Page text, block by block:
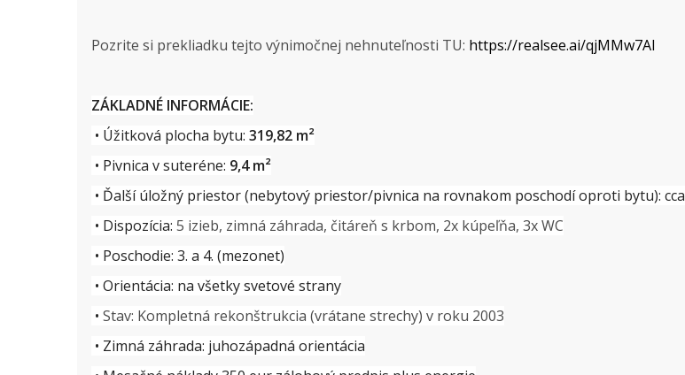
Pozrite si prekliadku tejto výnimočnej nehnuteľnosti TU: https://realsee.ai/qjMMw7Al
ZÁKLADNÉ INFORMÁCIE:
• Úžitková plocha bytu: 319,82 m²
• Pivnica v suteréne: 9,4 m²
• Ďalší úložný priestor (nebytový priestor/pivnica na rovnakom poschodí oproti bytu): cca
• Dispozícia: 5 izieb, zimná záhrada, čitáreň s krbom, 2x kúpeľňa, 3x WC
• Poschodie: 3. a 4. (mezonet)
• Orientácia: na všetky svetové strany
• Stav: Kompletná rekonštrukcia (vrátane strechy) v roku 2003
• Zimná záhrada: juhozápadná orientácia